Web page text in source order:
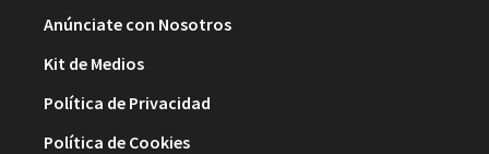
Anúnciate con Nosotros
Kit de Medios
Política de Privacidad
Política de Cookies